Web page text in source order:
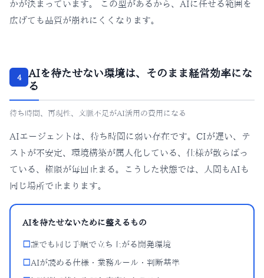
かが決まっています。 この型があるから、AIに任せる範囲を
広げても品質が崩れにくくなります。
4
AIを待たせない環境は、そのまま経営効率にな
る
待ち時間、再現性、文脈不足がAI活用の費用になる
AIエージェントは、待ち時間に弱い存在です。CIが遅い、テ
ストが不安定、環境構築が属人化している、仕様が散らばっ
ている、権限が毎回止まる。こうした状態では、人間もAIも
同じ場所で止まります。
AIを待たせないために整えるもの
□誰でも同じ手順で立ち上がる開発環境
□ AIが読める仕様・業務ルール・判断基準